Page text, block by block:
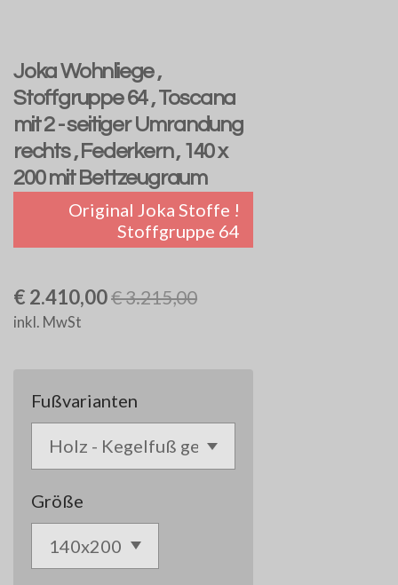
Joka Wohnliege ,
Stoffgruppe 64 , Toscana
mit 2 - seitiger Umrandung
rechts , Federkern , 140 x
200 mit Bettzeugraum
Original Joka Stoffe !
Stoffgruppe 64
€ 2.410,00€ 3.215,00
inkl. MwSt
Fußvarianten
Größe